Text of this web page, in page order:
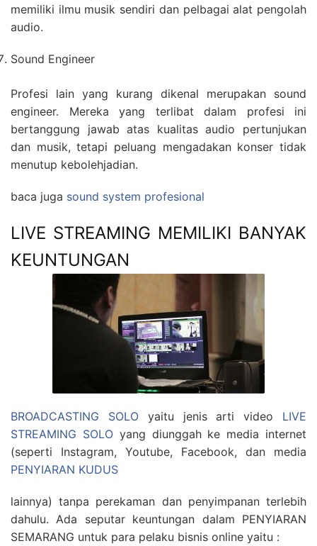
memiliki ilmu musik sendiri dan pelbagai alat pengolah
audio.
Sound Engineer
Profesi lain yang kurang dikenal merupakan sound
engineer. Mereka yang terlibat dalam profesi ini
bertanggung jawab atas kualitas audio pertunjukan
dan musik, tetapi peluang mengadakan konser tidak
menutup kebolehjadian.
baca juga sound system profesional
LIVE STREAMING MEMILIKI BANYAK
KEUNTUNGAN
BROADCASTING SOLOyaitu jenis arti video LIVE
STREAMING SOLOyang diunggah ke media internet
(seperti Instagram, Youtube, Facebook, dan media
PENYIARAN KUDUS
lainnya) tanpa perekaman dan penyimpanan terlebih
dahulu. Ada seputar keuntungan dalam PENYIARAN
SEMARANG untuk para pelaku bisnis online yaitu :